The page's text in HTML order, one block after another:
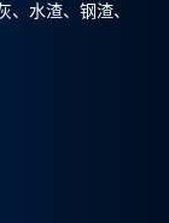
水渣、钢渣、